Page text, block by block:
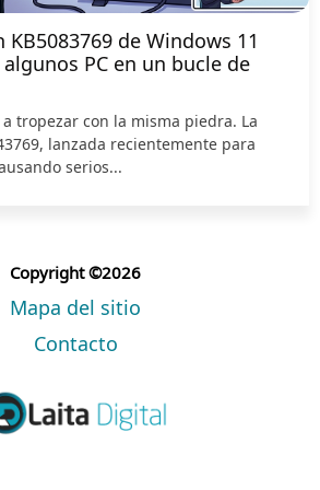
KB5083769 de Windows 11
PC en un bucle de
tropezar con la misma piedra. La
lanzada recientemente para
serios...
Copyright ©2026
Mapa del sitio
Contacto